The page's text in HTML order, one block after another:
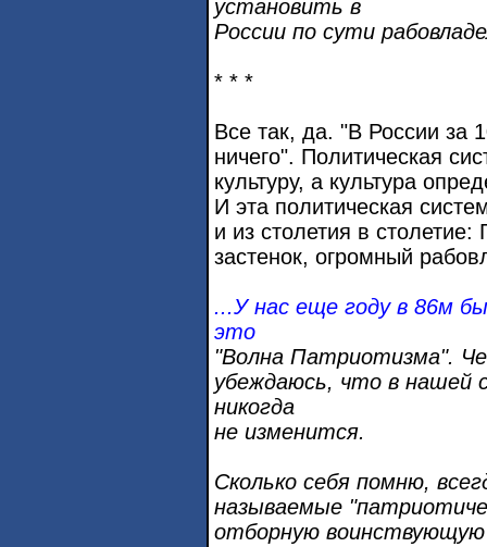
установить в
России по сути
* * *
Все так, да. "В России за
ничего". Политическая
культуру, а культура
И эта политическая
и из столетия в
застенок, огромный
...У нас еще году в 86м
это
"Волна Патриотизма".
убеждаюсь, что в нашей
никогда
не изменится.
Сколько себя помню,
называемые
отборную